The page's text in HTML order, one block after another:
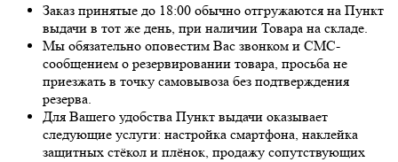
Заказ принятые до 18:00 обычно отгружаются на Пункт
выдачи в тот же день, при наличии Товара на складе.
Мы обязательно оповестим Вас звонком и СМС-
сообщением о резервировании товара, просьба не
приезжать в точку самовывоза без подтверждения
резерва.
Для Вашего удобства Пункт выдачи оказывает
следующие услуги: настройка смартфона, наклейка
защитных стёкол и плёнок, продажу сопутствующих